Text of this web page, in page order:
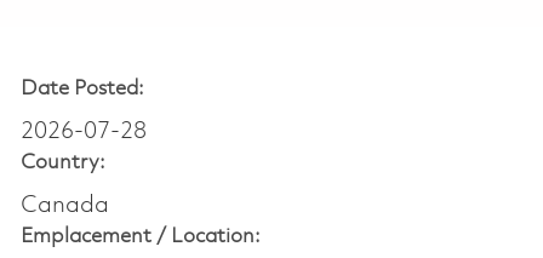
Date Posted:
2026-07-28
Country:
Canada
Emplacement / Location: